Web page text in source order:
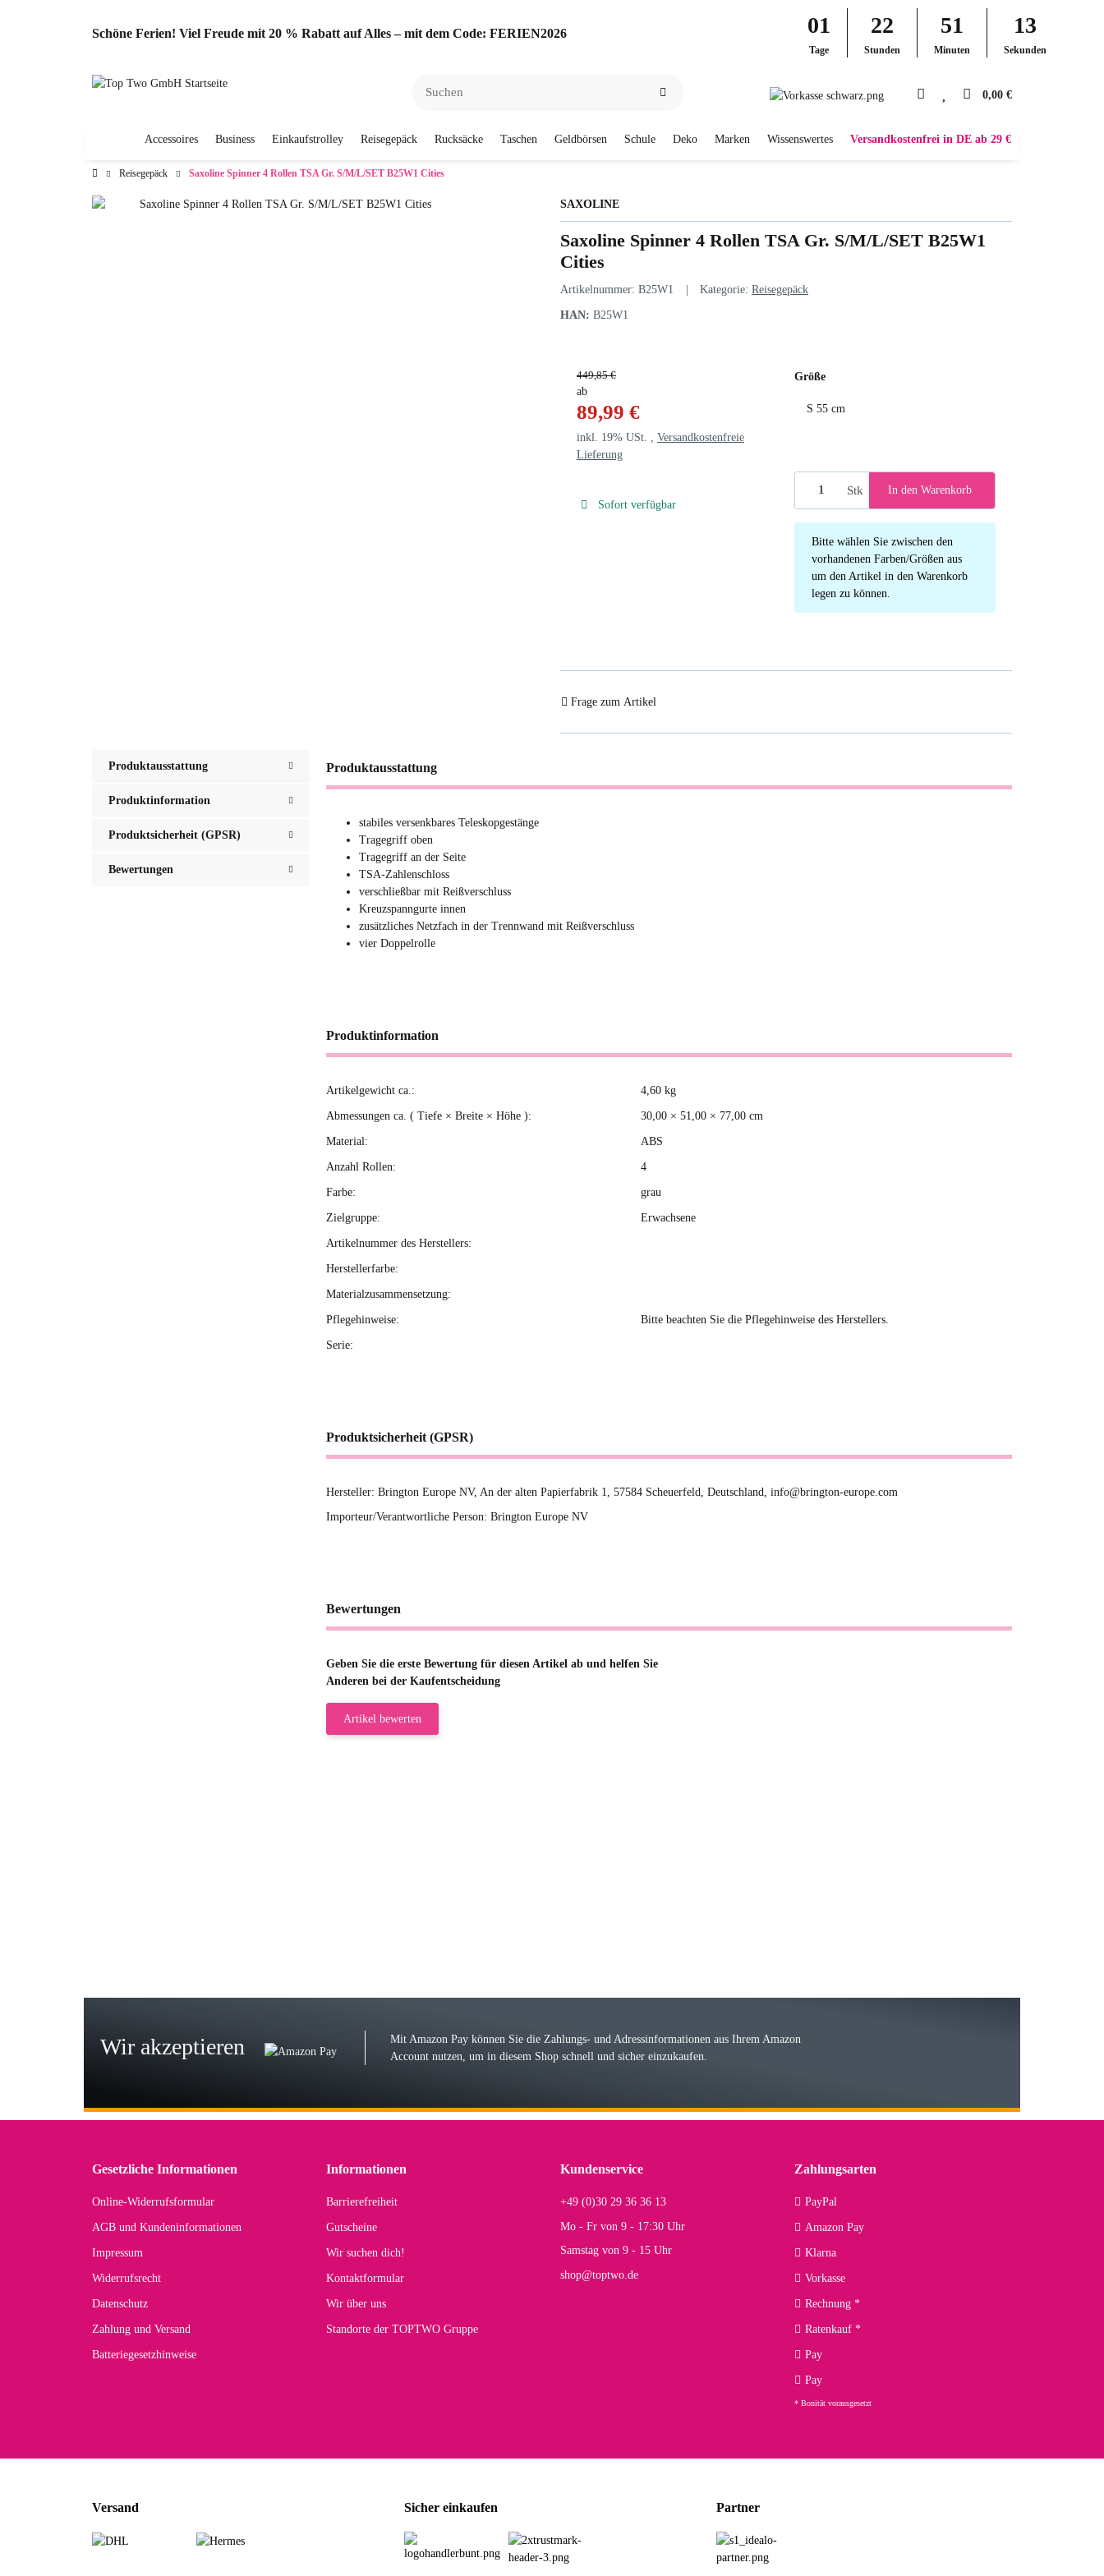
Schöne Ferien! Viel Freude mit 20 % Rabatt auf Alles – mit dem Code: FERIEN2026 01
Tage
22
Stunden
51
Minuten
12
Sekunden
0,00 €
Accessoires Business Einkaufstrolley Reisegepäck Rucksäcke Taschen Geldbörsen Schule Deko Marken Wissenswertes Versandkostenfrei in DE ab 29 €
Reisegepäck Saxoline Spinner 4 Rollen TSA Gr. S/M/L/SET B25W1 Cities
SAXOLINE
Saxoline Spinner 4 Rollen TSA Gr. S/M/L/SET B25W1
Cities
Artikelnummer: B25W1 Kategorie: Reisegepäck
HAN: B25W1
449,85 €
ab
89,99 €
inkl. 19% USt. , Versandkostenfreie
Lieferung
Sofort verfügbar
Größe
S 55 cm
Stk In den Warenkorb
x
Bitte wählen Sie zwischen den
vorhandenen Farben/Größen aus
um den Artikel in den Warenkorb
legen zu können.
Frage zum Artikel
Produktausstattung
Produktinformation
Produktsicherheit (GPSR)
Bewertungen
Produktausstattung
stabiles versenkbares Teleskopgestänge
Tragegriff oben
Tragegríff an der Seite
TSA-Zahlenschloss
verschließbar mit Reißverschluss
Kreuzspanngurte innen
zusätzliches Netzfach in der Trennwand mit Reißverschluss
vier Doppelrolle
Produktinformation
Produkteigenschaft
Wert
Artikelgewicht ca.: 4,60 kg
Abmessungen ca. ( Tiefe × Breite × Höhe ): 30,00 × 51,00 × 77,00 cm
Material: ABS
Anzahl Rollen: 4
Farbe: grau
Zielgruppe: Erwachsene
Artikelnummer des Herstellers:
Herstellerfarbe:
Materialzusammensetzung:
Pflegehinweise: Bitte beachten Sie die Pflegehinweise des Herstellers.
Serie:
Produktsicherheit (GPSR)
Hersteller: Brington Europe NV, An der alten Papierfabrik 1, 57584 Scheuerfeld, Deutschland, info@brington-europe.com
Importeur/Verantwortliche Person: Brington Europe NV
Bewertungen
Geben Sie die erste Bewertung für diesen Artikel ab und helfen Sie
Anderen bei der Kaufentscheidung
Artikel bewerten
Der Koffer macht einen sehr soliden Eindruck. Die Zuverlässigkeit muss sich noch in den kommenden Jahren herausstellen. Spannend wird es falls
Hans E
Wir akzeptieren
Mit Amazon Pay können Sie die Zahlungs- und Adressinformationen aus Ihrem Amazon
Account nutzen, um in diesem Shop schnell und sicher einzukaufen.
Gesetzliche Informationen
Online-Widerrufsformular
AGB und Kundeninformationen
Impressum
Widerrufsrecht
Datenschutz
Zahlung und Versand
Batteriegesetzhinweise
Informationen
Barrierefreiheit
Gutscheine
Wir suchen dich!
Kontaktformular
Wir über uns
Standorte der TOPTWO Gruppe
Kundenservice
+49 (0)30 29 36 36 13
Mo - Fr von 9 - 17:30 Uhr
Samstag von 9 - 15 Uhr
shop@toptwo.de
Zahlungsarten
PayPal
Amazon Pay
Klarna
Vorkasse
Rechnung *
Ratenkauf *
Pay
Pay
* Bonität vorausgesetzt
Versand Sicher einkaufen Partner